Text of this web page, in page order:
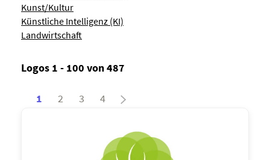
Kunst/Kultur
Künstliche Intelligenz (KI)
Landwirtschaft
Logos 1 - 100 von 487
1 2 3 4